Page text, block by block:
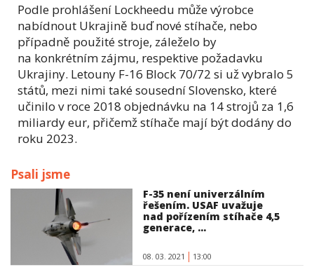
Podle prohlášení Lockheedu může výrobce
nabídnout Ukrajině buď nové stíhače, nebo
případně použité stroje, záleželo by
na konkrétním zájmu, respektive požadavku
Ukrajiny. Letouny F-16 Block 70/72 si už vybralo 5
států, mezi nimi také sousední Slovensko, které
učinilo v roce 2018 objednávku na 14 strojů za 1,6
miliardy eur, přičemž stíhače mají být dodány do
roku 2023.
Psali jsme
F-35 není univerzálním
řešením. USAF uvažuje
nad pořízením stíhače 4,5
generace, ...
08. 03. 2021 13:00